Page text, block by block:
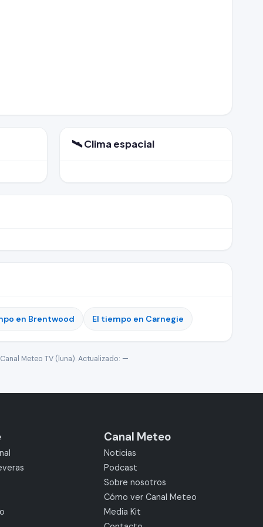
🛰️ Clima espacial
en Brentwood El tiempo en Carnegie
Meteo TV (luna). Actualizado: —
Canal Meteo
Noticias
Podcast
Sobre nosotros
Cómo ver Canal Meteo
Media Kit